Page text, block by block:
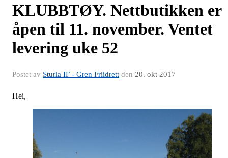
KLUBBTØY. Nettbutikken er
åpen til 11. november. Ventet
levering uke 52
Postet av Sturla IF - Gren Friidrett den 20. okt 2017
Hei,